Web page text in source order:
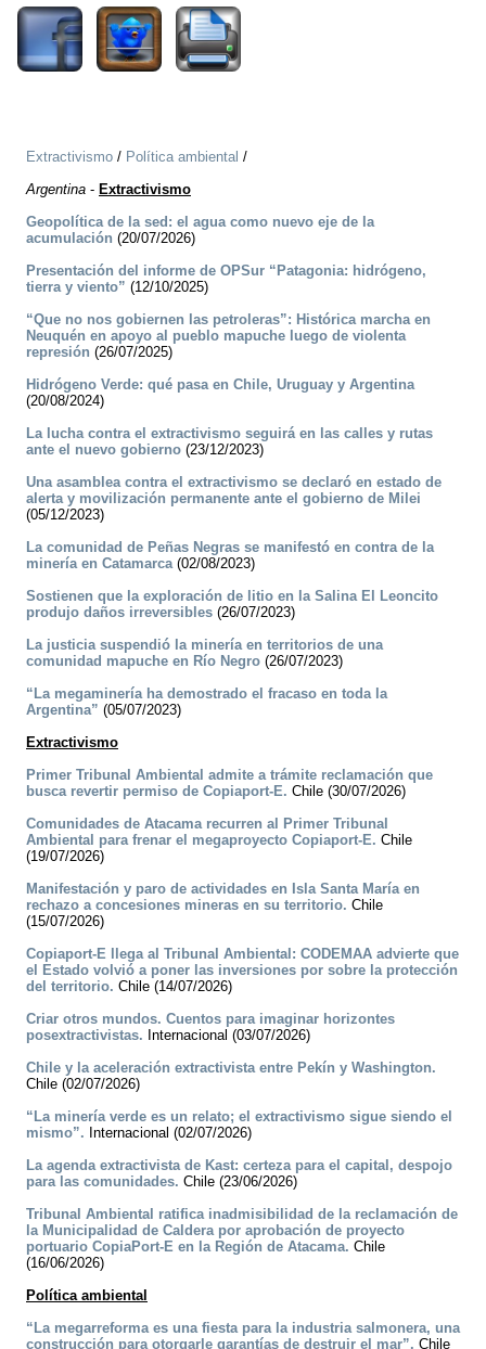
Extractivismo / Política ambiental /
Argentina - Extractivismo
Geopolítica de la sed: el agua como nuevo eje de la
acumulación (20/07/2026)
Presentación del informe de OPSur “Patagonia: hidrógeno,
tierra y viento” (12/10/2025)
“Que no nos gobiernen las petroleras”: Histórica marcha en
Neuquén en apoyo al pueblo mapuche luego de violenta
represión (26/07/2025)
Hidrógeno Verde: qué pasa en Chile, Uruguay y Argentina
(20/08/2024)
La lucha contra el extractivismo seguirá en las calles y rutas
ante el nuevo gobierno (23/12/2023)
Una asamblea contra el extractivismo se declaró en estado de
alerta y movilización permanente ante el gobierno de Milei
(05/12/2023)
La comunidad de Peñas Negras se manifestó en contra de la
minería en Catamarca(02/08/2023)
Sostienen que la exploración de litio en la Salina El Leoncito
produjo daños irreversibles (26/07/2023)
La justicia suspendió la minería en territorios de una
comunidad mapuche en Río Negro (26/07/2023)
“La megaminería ha demostrado el fracaso en toda la
Argentina” (05/07/2023)
Extractivismo
Primer Tribunal Ambiental admite a trámite reclamación que
busca revertir permiso de Copiaport-E. Chile (30/07/2026)
Comunidades de Atacama recurren al Primer Tribunal
Ambiental para frenar el megaproyecto Copiaport-E. Chile
(19/07/2026)
Manifestación y paro de actividades en Isla Santa María en
rechazo a concesiones mineras en su territorio. Chile
(15/07/2026)
Copiaport-E llega al Tribunal Ambiental: CODEMAA advierte que
el Estado volvió a poner las inversiones por sobre la protección
del territorio. Chile (14/07/2026)
Criar otros mundos. Cuentos para imaginar horizontes
posextractivistas. Internacional (03/07/2026)
Chile y la aceleración extractivista entre Pekín y Washington.
Chile (02/07/2026)
“La minería verde es un relato; el extractivismo sigue siendo el
mismo”. Internacional (02/07/2026)
La agenda extractivista de Kast: certeza para el capital, despojo
para las comunidades. Chile (23/06/2026)
Tribunal Ambiental ratifica inadmisibilidad de la reclamación de
la Municipalidad de Caldera por aprobación de proyecto
portuario CopiaPort-E en la Región de Atacama. Chile
(16/06/2026)
Política ambiental
“La megarreforma es una fiesta para la industria salmonera, una
construcción para otorgarle garantías de destruir el mar”. Chile